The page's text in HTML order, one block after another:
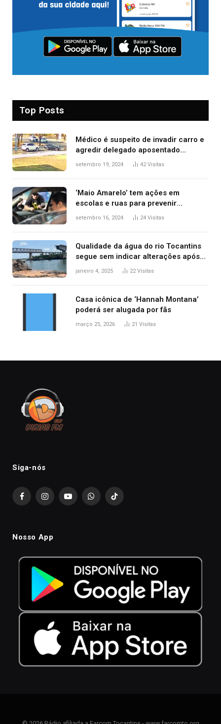
Top Posts
Médico é suspeito de invadir carro e
agredir delegado aposentado
durante confusão no trânsito
setembro 19, 2024 42Visitas
‘Maio Amarelo’ tem ações em
escolas e ruas para prevenir
acidentes no trânsito no AP
setembro 16, 2024 24 Visitas
Qualidade da água do rio Tocantins
segue sem indicar alterações após
desabamento da ponte entre MA e
janeiro 4, 2025 22Visitas
Casa icônica de ‘Hannah Montana’
poderá ser alugada por fãs
março 25, 2026 21 Visitas
Siga-nós
FacebookInstagramYouTubeWhatsAppTikTok
Nosso App